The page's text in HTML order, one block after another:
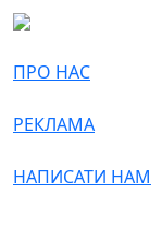
ПРО НАС
РЕКЛАМА
НАПИСАТИ НАМ